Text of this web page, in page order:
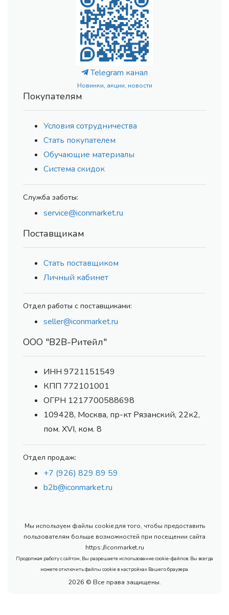
Telegram канал
Новинки, акции, новости
Покупателям
Условия сотрудничества
Стать покупателем
Обучающие материалы
Система скидок
Служба заботы:
service@iconmarket.ru
Поставщикам
Стать поставщиком
Личный кабинет
Отдел работы с поставщиками:
seller@iconmarket.ru
ООО "В2В-Ритейл"
ИНН 9721151549
КПП 772101001
ОГРН 1217700588698
109428, Москва, пр-кт Рязанский, 22к2,
пом. XVI, ком. 8
Отдел продаж:
+7 (926) 829 89 59
b2b@iconmarket.ru
Мы используем файлы cookie для того, чтобы предоставить
пользователям больше возможностей при посещении сайта
https://iconmarket.ru
Продолжая работу с сайтом, Вы разрешаете использование cookie-файлов. Вы всегда
можете отключить файлы cookie в настройках Вашего браузера.
2026 © Все права защищены.